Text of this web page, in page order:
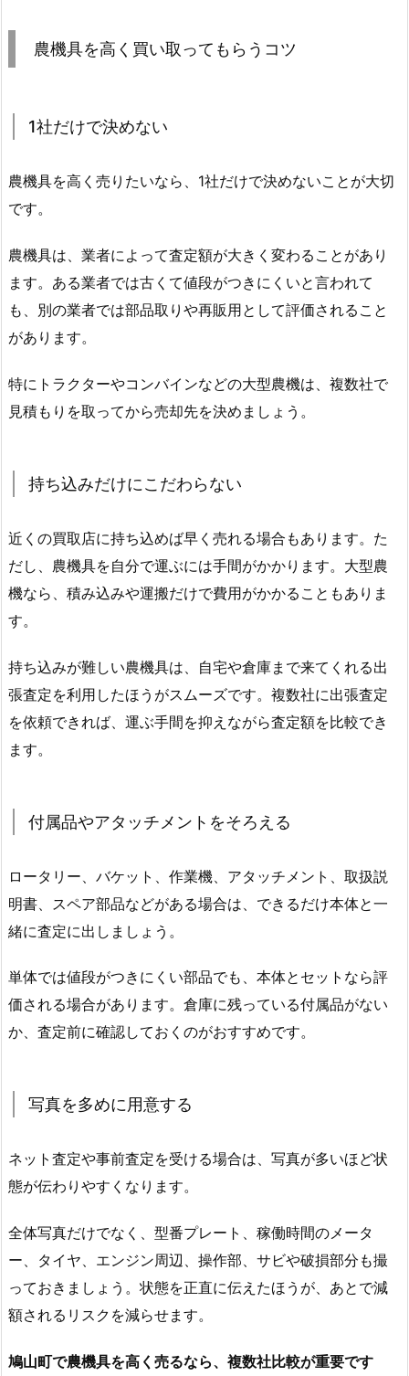
農機具を高く買い取ってもらうコツ
1社だけで決めない
農機具を高く売りたいなら、1社だけで決めないことが大切
です。
農機具は、業者によって査定額が大きく変わることがあり
ます。ある業者では古くて値段がつきにくいと言われて
も、別の業者では部品取りや再販用として評価されること
があります。
特にトラクターやコンバインなどの大型農機は、複数社で
見積もりを取ってから売却先を決めましょう。
持ち込みだけにこだわらない
近くの買取店に持ち込めば早く売れる場合もあります。た
だし、農機具を自分で運ぶには手間がかかります。大型農
機なら、積み込みや運搬だけで費用がかかることもありま
す。
持ち込みが難しい農機具は、自宅や倉庫まで来てくれる出
張査定を利用したほうがスムーズです。複数社に出張査定
を依頼できれば、運ぶ手間を抑えながら査定額を比較でき
ます。
付属品やアタッチメントをそろえる
ロータリー、バケット、作業機、アタッチメント、取扱説
明書、スペア部品などがある場合は、できるだけ本体と一
緒に査定に出しましょう。
単体では値段がつきにくい部品でも、本体とセットなら評
価される場合があります。倉庫に残っている付属品がない
か、査定前に確認しておくのがおすすめです。
写真を多めに用意する
ネット査定や事前査定を受ける場合は、写真が多いほど状
態が伝わりやすくなります。
全体写真だけでなく、型番プレート、稼働時間のメータ
ー、タイヤ、エンジン周辺、操作部、サビや破損部分も撮
っておきましょう。状態を正直に伝えたほうが、あとで減
額されるリスクを減らせます。
鳩山町で農機具を高く売るなら、複数社比較が重要です